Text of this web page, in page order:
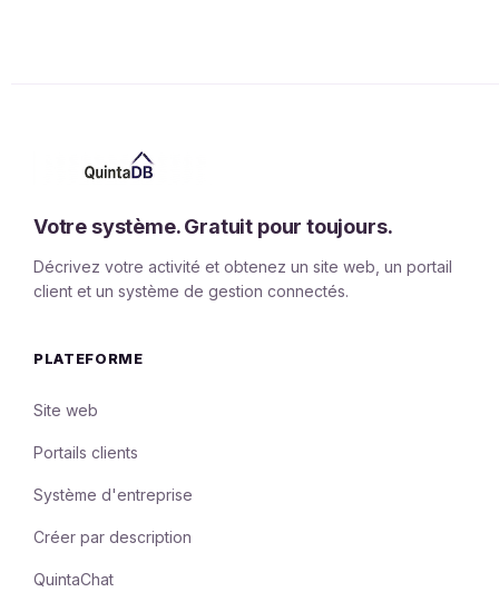
Votre système. Gratuit pour toujours.
Décrivez votre activité et obtenez un site web, un portail
client et un système de gestion connectés.
PLATEFORME
Site web
Portails clients
Système d'entreprise
Créer par description
QuintaChat